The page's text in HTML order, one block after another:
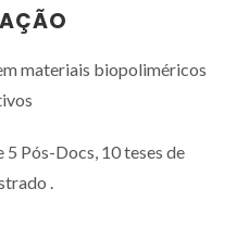
materiais biopoliméricos
Pós-Docs, 10 teses de
.